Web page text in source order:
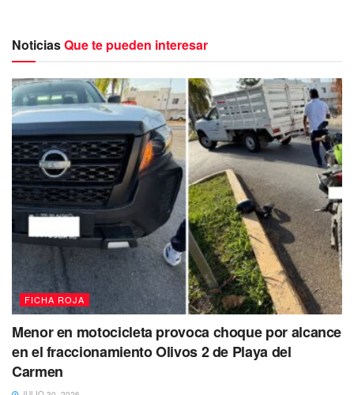
Ante el pánico y la histeria ocasionada por el sujeto, el
personal del bar optó por evacuar a todos del lugar.
El solitario atacante huyó caminando con rumbo hacia
la avenida Las Naciones, de manera que al arribo de
los uniformados el sujeto ya no se encontraba en el
lugar del ataque.
Afortunadamente además de los daños materiales,no
hubo lesionados ni víctimas mortalesque lamentar.
NoticiasQue te pueden interesar
FICHA ROJA
Menor en motocicleta provoca choque por alcance
en el fraccionamiento Olivos 2 de Playa del
Carmen